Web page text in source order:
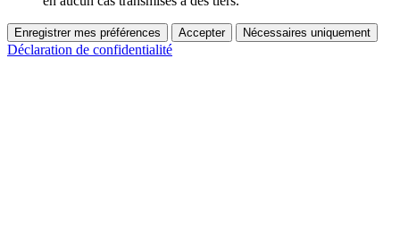
Enregistrer mes préférences Accepter Nécessaires uniquement
Déclaration de confidentialité